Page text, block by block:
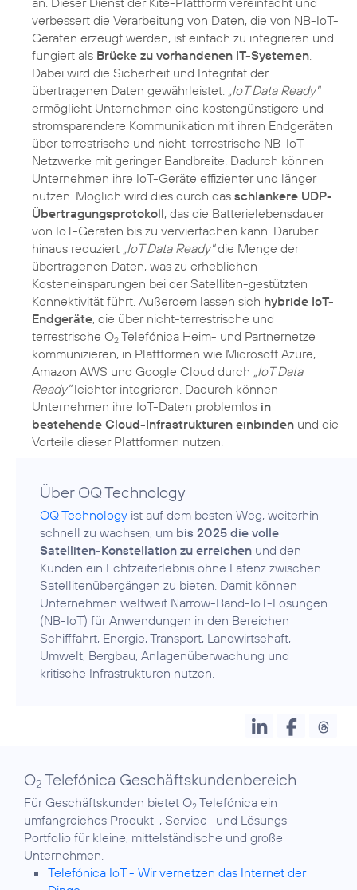
verbessert die Verarbeitung von Daten, die von NB-IoT-
Geräten erzeugt werden, ist einfach zu integrieren und
fungiert als Brücke zu vorhandenen IT-Systemen
Dabei wird die Sicherheit und Integrität der
übertragenen Daten gewährleistet.
„IoT Data Ready"
ermöglicht Unternehmen eine kostengünstigere und
stromsparendere Kommunikation mit ihren Endgeräten
über terrestrische und nicht-terrestrische NB-IoT
Netzwerke mit geringer Bandbreite. Dadurch können
Unternehmen ihre IoT-Geräte effizienter und länger
nutzen. Möglich wird dies durch das schlankere UDP-
Übertragungsprotokoll, das die Batterielebensdauer
von IoT-Geräten bis zu vervierfachen kann. Darüber
hinaus reduziert „IoT Data Ready"die Menge der
übertragenen Daten, was zu erheblichen
Kosteneinsparungen bei der Satelliten-gestützten
Konnektivität führt. Außerdem lassen sich hybride IoT-
Endgeräte, die über nicht-terrestrische und
terrestrische O2 Telefónica Heim- und Partnernetze
kommunizieren, in Plattformen wie Microsoft Azure,
Amazon AWS und Google Cloud durch „IoT Data
Ready"leichter integrieren. Dadurch können
Unternehmen ihre IoT-Daten problemlos in
bestehende Cloud-Infrastrukturen einbinden und die
Vorteile dieser Plattformen nutzen.
Über OQ Technology
OQ Technology ist auf dem besten Weg, weiterhin
schnell zu wachsen, um bis 2025 die volle
Satelliten-Konstellation zu erreichen und den
Kunden ein Echtzeiterlebnis ohne Latenz zwischen
Satellitenübergängen zu bieten. Damit können
Unternehmen weltweit Narrow-Band-IoT-Lösungen
(NB-IoT) für Anwendungen in den Bereichen
Schifffahrt, Energie, Transport, Landwirtschaft,
Umwelt, Bergbau, Anlagenüberwachung und
kritische Infrastrukturen nutzen.
O2 Telefónica Geschäftskundenbereich
Für Geschäftskunden bietet O2 Telefónica ein
umfangreiches Produkt-, Service- und Lösungs-
Portfolio für kleine, mittelständische und große
Telefónica IoT - Wir vernetzen das Internet der